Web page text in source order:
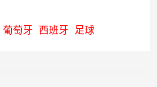
葡萄牙 西班牙 足球